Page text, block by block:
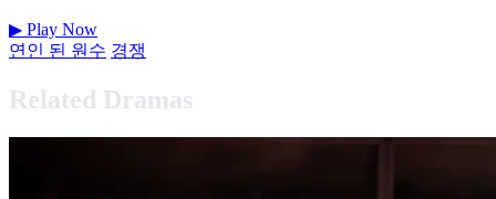
▶ Play Now
연인 된 원수 경쟁
Related Dramas